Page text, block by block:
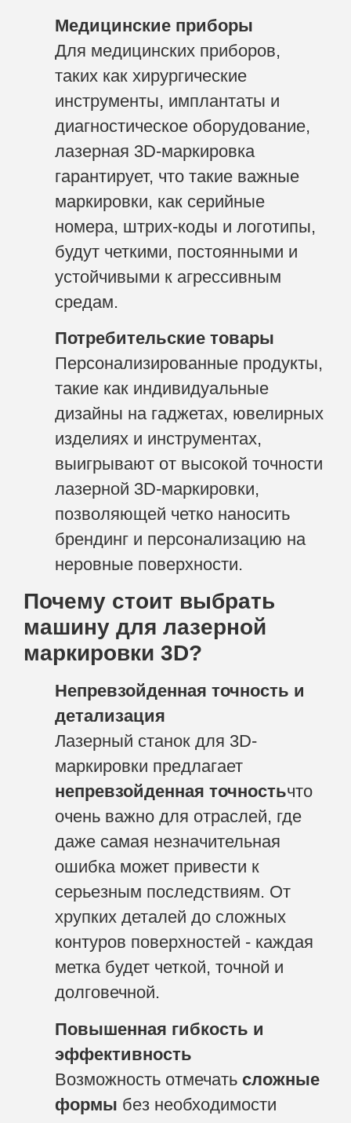
Медицинские приборы
Для медицинских приборов,
таких как хирургические
инструменты, имплантаты и
диагностическое оборудование,
лазерная 3D-маркировка
гарантирует, что такие важные
маркировки, как серийные
номера, штрих-коды и логотипы,
будут четкими, постоянными и
устойчивыми к агрессивным
средам.
Потребительские товары
Персонализированные продукты,
такие как индивидуальные
дизайны на гаджетах, ювелирных
изделиях и инструментах,
выигрывают от высокой точности
лазерной 3D-маркировки,
позволяющей четко наносить
брендинг и персонализацию на
неровные поверхности.
Почему стоит выбрать
машину для лазерной
маркировки 3D?
Непревзойденная точность и
детализация
Лазерный станок для 3D-
маркировки предлагает
непревзойденная точностьчто
очень важно для отраслей, где
даже самая незначительная
ошибка может привести к
серьезным последствиям. От
хрупких деталей до сложных
контуров поверхностей - каждая
метка будет четкой, точной и
долговечной.
Повышенная гибкость и
эффективность
Возможность отмечать сложные
формы без необходимости